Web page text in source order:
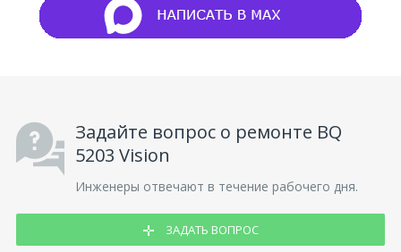
Задайте вопрос о ремонте BQ
5203 Vision
Инженеры отвечают в течение рабочего дня.
ЗАДАТЬ ВОПРОС